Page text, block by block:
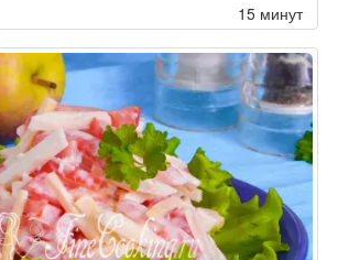
15 минут